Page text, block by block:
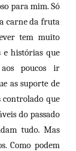
para mim. Só
carne da fruta
tem muito
e histórias que
poucos ir
as suporte de
controlado que
do passado
tudo. Mas
Como podem